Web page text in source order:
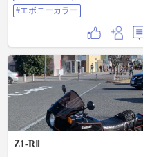
#エボニーカラー
Z1-RⅡ